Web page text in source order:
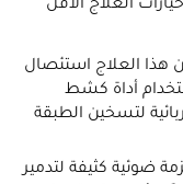
العلاج الأقل
هذا العلاج استئصال
أداة كشط
لتسخين الطبقة
ضوئية كثيفة لتدمير